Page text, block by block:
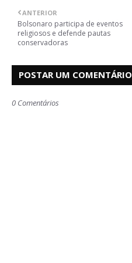
ANTERIOR
Bolsonaro participa de eventos
religiosos e defende pautas
conservadoras
POSTAR UM COMENTÁRIO
0 Comentários